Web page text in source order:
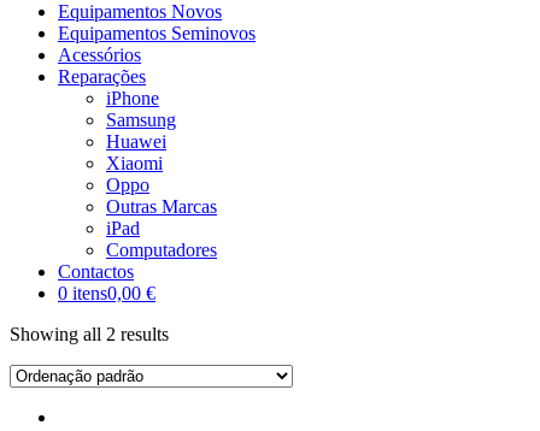
Equipamentos Novos
Equipamentos Seminovos
Acessórios
Reparações
iPhone
Samsung
Huawei
Xiaomi
Oppo
Outras Marcas
iPad
Computadores
Contactos
0 itens0,00 €
Showing all 2 results